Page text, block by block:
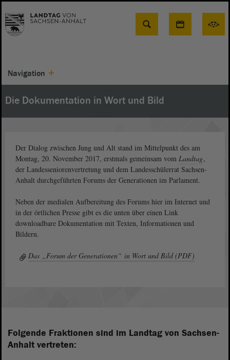
Suche
Navigation
Die Dokumentation in Wort und Bild
Der Dialog zwischen Jung und Alt stand im Mittelpunkt des am
Montag, 20. November 2017, erstmals gemeinsam vom Landtag,
der Landesseniorenvertretung und dem Landesschülerrat Sachsen-
Anhalt durchgeführten Forums der Generationen im Parlament.
Neben der medialen Aufbereitung des Forums hier im Internet und
in der örtlichen Presse gibt es die unten über einen Link
downloadbare Dokumentation mit Texten, Informationen und
Bildern.
Das „Forum der Generationen“ in Wort und Bild (PDF)
Folgende Fraktionen sind im Landtag von Sachsen-
Anhalt vertreten: